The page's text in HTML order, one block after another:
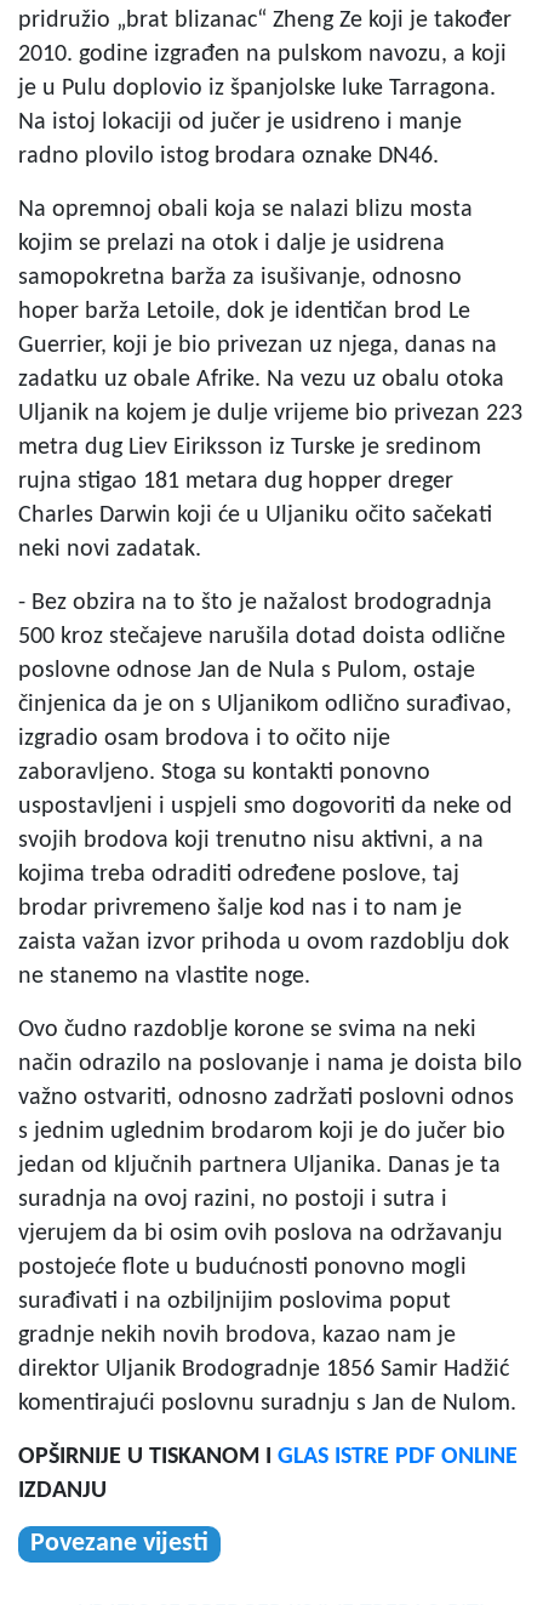
pridružio „brat blizanac“ Zheng Ze koji je također
2010. godine izgrađen na pulskom navozu, a koji
je u Pulu doplovio iz španjolske luke Tarragona.
Na istoj lokaciji od jučer je usidreno i manje
radno plovilo istog brodara oznake DN46.
Na opremnoj obali koja se nalazi blizu mosta
kojim se prelazi na otok i dalje je usidrena
samopokretna barža za isušivanje, odnosno
hoper barža Letoile, dok je identičan brod Le
Guerrier, koji je bio privezan uz njega, danas na
zadatku uz obale Afrike. Na vezu uz obalu otoka
Uljanik na kojem je dulje vrijeme bio privezan 223
metra dug Liev Eiriksson iz Turske je sredinom
rujna stigao 181 metara dug hopper dreger
Charles Darwin koji će u Uljaniku očito sačekati
neki novi zadatak.
- Bez obzira na to što je nažalost brodogradnja
500 kroz stečajeve narušila dotad doista odlične
poslovne odnose Jan de Nula s Pulom, ostaje
činjenica da je on s Uljanikom odlično surađivao,
izgradio osam brodova i to očito nije
zaboravljeno. Stoga su kontakti ponovno
uspostavljeni i uspjeli smo dogovoriti da neke od
svojih brodova koji trenutno nisu aktivni, a na
kojima treba odraditi određene poslove, taj
brodar privremeno šalje kod nas i to nam je
zaista važan izvor prihoda u ovom razdoblju dok
ne stanemo na vlastite noge.
Ovo čudno razdoblje korone se svima na neki
način odrazilo na poslovanje i nama je doista bilo
važno ostvariti, odnosno zadržati poslovni odnos
s jednim uglednim brodarom koji je do jučer bio
jedan od ključnih partnera Uljanika. Danas je ta
suradnja na ovoj razini, no postoji i sutra i
vjerujem da bi osim ovih poslova na održavanju
postojeće flote u budućnosti ponovno mogli
surađivati i na ozbiljnijim poslovima poput
gradnje nekih novih brodova, kazao nam je
direktor Uljanik Brodogradnje 1856 Samir Hadžić
komentirajući poslovnu suradnju s Jan de Nulom.
OPŠIRNIJE U TISKANOM I GLAS ISTRE PDF ONLINE
IZDANJU
Povezane vijesti